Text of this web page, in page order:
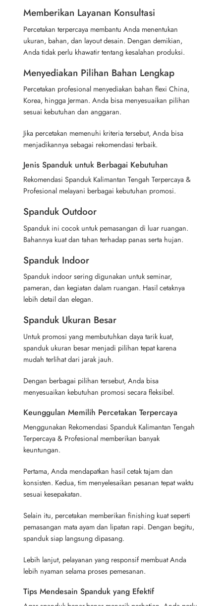
Memberikan Layanan Konsultasi
Percetakan terpercaya membantu Anda menentukan
ukuran, bahan, dan layout desain. Dengan demikian,
Anda tidak perlu khawatir tentang kesalahan produksi.
Menyediakan Pilihan Bahan Lengkap
Percetakan profesional menyediakan bahan flexi China,
Korea, hingga Jerman. Anda bisa menyesuaikan pilihan
sesuai kebutuhan dan anggaran.
Jika percetakan memenuhi kriteria tersebut, Anda bisa
menjadikannya sebagai rekomendasi terbaik.
Jenis Spanduk untuk Berbagai Kebutuhan
Rekomendasi Spanduk Kalimantan Tengah Terpercaya &
Profesional melayani berbagai kebutuhan promosi.
Spanduk Outdoor
Spanduk ini cocok untuk pemasangan di luar ruangan.
Bahannya kuat dan tahan terhadap panas serta hujan.
Spanduk Indoor
Spanduk indoor sering digunakan untuk seminar,
pameran, dan kegiatan dalam ruangan. Hasil cetaknya
lebih detail dan elegan.
Spanduk Ukuran Besar
Untuk promosi yang membutuhkan daya tarik kuat,
spanduk ukuran besar menjadi pilihan tepat karena
mudah terlihat dari jarak jauh.
Dengan berbagai pilihan tersebut, Anda bisa
menyesuaikan kebutuhan promosi secara fleksibel.
Keunggulan Memilih Percetakan Terpercaya
Menggunakan Rekomendasi Spanduk Kalimantan Tengah
Terpercaya & Profesional memberikan banyak
keuntungan.
Pertama, Anda mendapatkan hasil cetak tajam dan
konsisten. Kedua, tim menyelesaikan pesanan tepat waktu
sesuai kesepakatan.
Selain itu, percetakan memberikan finishing kuat seperti
pemasangan mata ayam dan lipatan rapi. Dengan begitu,
spanduk siap langsung dipasang.
Lebih lanjut, pelayanan yang responsif membuat Anda
lebih nyaman selama proses pemesanan.
Tips Mendesain Spanduk yang Efektif